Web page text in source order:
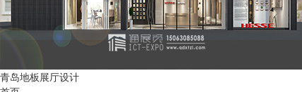
青岛地板展厅设计